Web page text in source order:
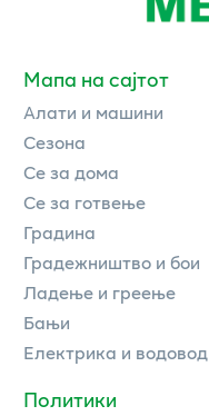
Мапа на сајтот
Алати и машини
Сезона
Се за дома
Се за готвење
Градина
Градежништво и бои
Ладење и греење
Бањи
Електрика и водовод
Политики